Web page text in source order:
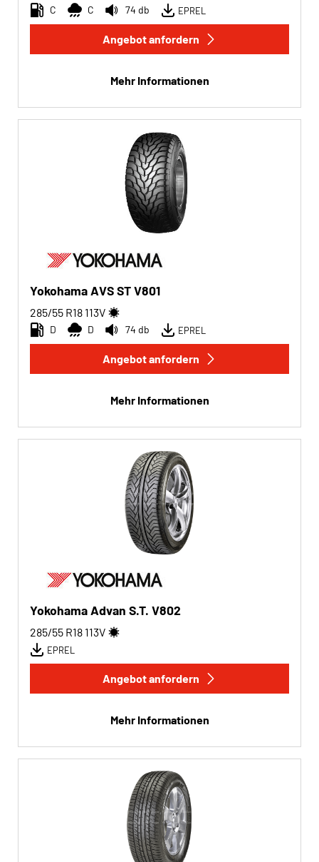
C C 74 db EPREL
Angebot anfordern
Mehr Informationen
Yokohama AVS ST V801
285/55 R18 113V
D D 74 db EPREL
Angebot anfordern
Mehr Informationen
Yokohama Advan S.T. V802
285/55 R18 113V
EPREL
Angebot anfordern
Mehr Informationen